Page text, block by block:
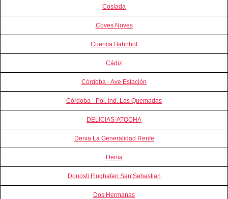
Coslada
Coves Noves
Cuenca Bahnhof
Cádiz
Córdoba - Ave Estación
Córdoba - Pol. Ind. Las Quemadas
DELICIAS-ATOCHA
Denia La Generalidad Renfe
Denia
Donosti Flughafen San Sebastian
Dos Hermanas